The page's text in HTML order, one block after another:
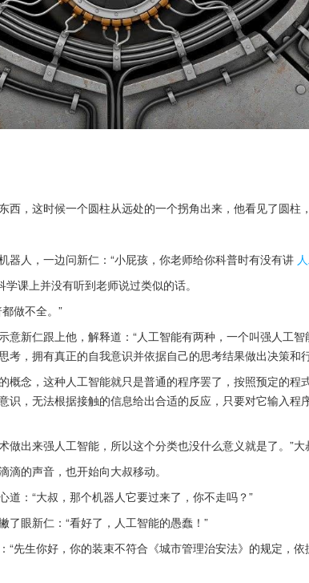
西，这时候一个圆柱从远处的一个拐角出来，他看见了圆柱
器人，一边问新仁：“小屁孩，你老师给你科普时有没有讲
课上并没有听到老师说过类似的话。
做不全。”
意新仁跟上他，解释道：“人工智能有两种，一个叫强人工
，拥有真正的自我意识并依据自己的思考结果做出决策和
概念，这种人工智能就只是普通的程序罢了，按照预定的程
识，无法根据接触的信息给出合适的反应，只要对它输入程
出来强人工智能，所以这个分类也没什么意义就是了。”大
的声音，也开始向大叔移动。
道：“大叔，那个机器人它要过来了，你不走吗？”
了眼新仁：“看好了，人工智能的愚蠢！”
“先生你好，你的装束不符合《城市管理治安法》的规定，